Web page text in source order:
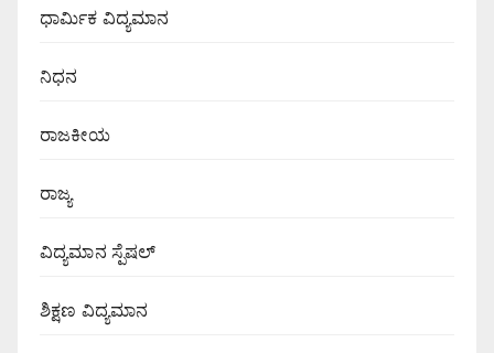
ಧಾರ್ಮಿಕ ವಿದ್ಯಮಾನ
ನಿಧನ
ರಾಜಕೀಯ
ರಾಜ್ಯ
ವಿದ್ಯಮಾನ ಸ್ಪೆಷಲ್
ಶಿಕ್ಷಣ ವಿದ್ಯಮಾನ